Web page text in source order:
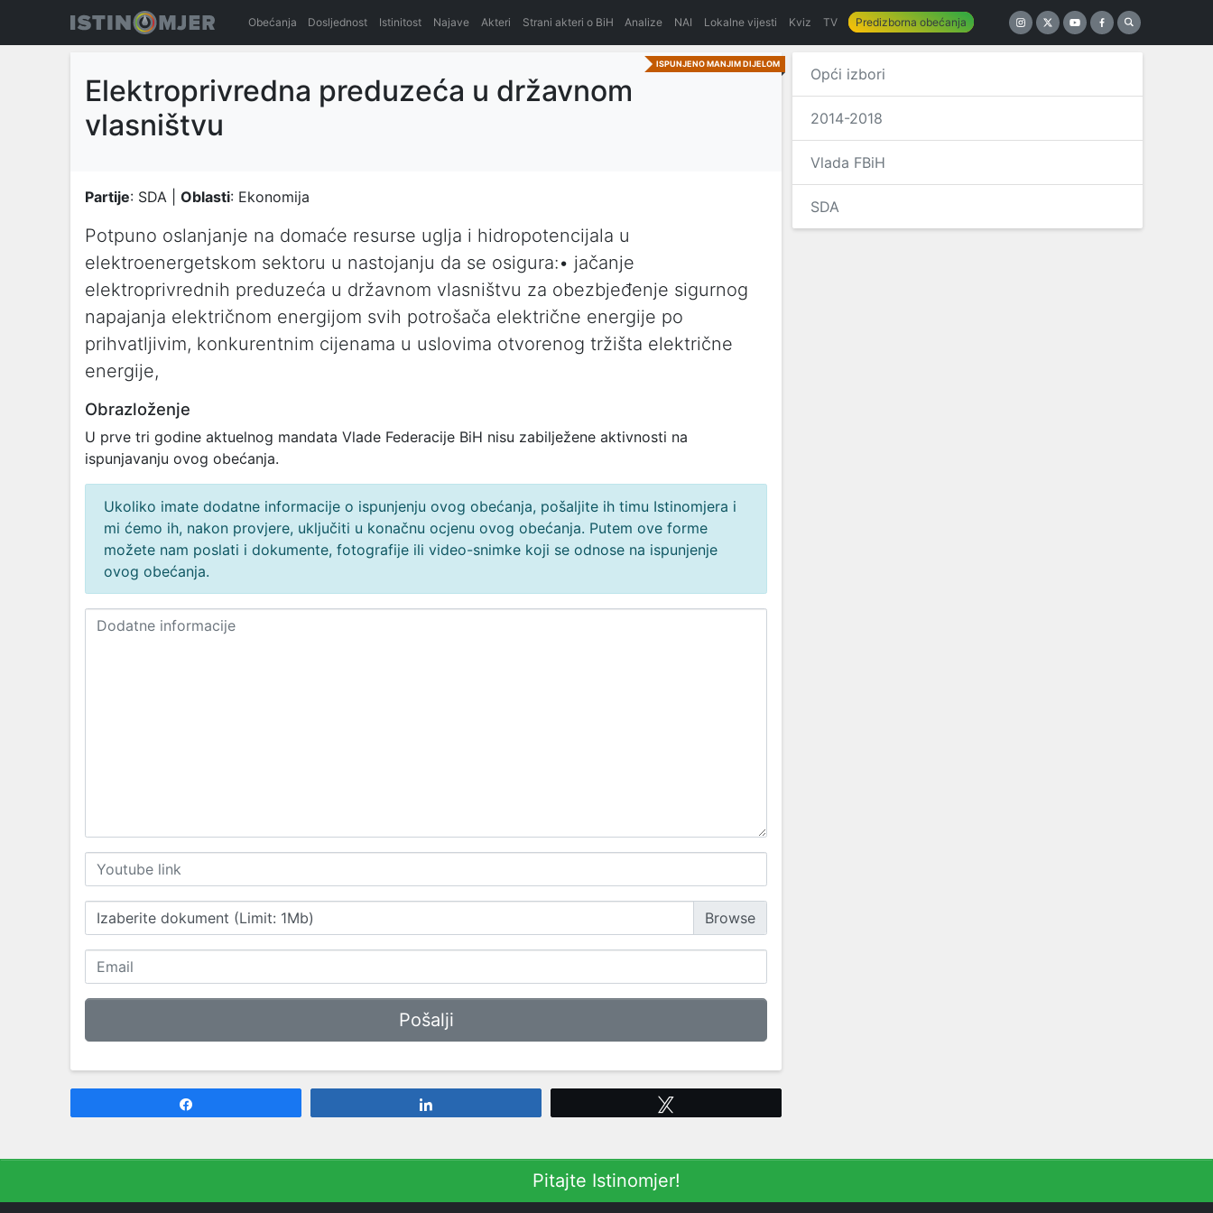
Obećanja Dosljednost Istinitost Najave Akteri Strani akteri o BiH Analize NAI Lokalne vijesti Kviz TV Predizborna obećanja
ISPUNJENO MANJIM DIJELOM
Elektroprivredna preduzeća u državnom
vlasništvu
Partije: SDA | Oblasti: Ekonomija
Potpuno oslanjanje na domaće resurse uglja i hidropotencijala u
elektroenergetskom sektoru u nastojanju da se osigura:• jačanje
elektroprivrednih preduzeća u državnom vlasništvu za obezbjeđenje sigurnog
napajanja električnom energijom svih potrošača električne energije po
prihvatljivim, konkurentnim cijenama u uslovima otvorenog tržišta električne
energije,
Obrazloženje
U prve tri godine aktuelnog mandata Vlade Federacije BiH nisu zabilježene aktivnosti na
ispunjavanju ovog obećanja.
Ukoliko imate dodatne informacije o ispunjenju ovog obećanja, pošaljite ih timu Istinomjera i
mi ćemo ih, nakon provjere, uključiti u konačnu ocjenu ovog obećanja. Putem ove forme
možete nam poslati i dokumente, fotografije ili video-snimke koji se odnose na ispunjenje
ovog obećanja.
Izaberite dokument (Limit: 1Mb)
Opći izbori
2014-2018
Vlada FBiH
SDA
Pitajte Istinomjer!